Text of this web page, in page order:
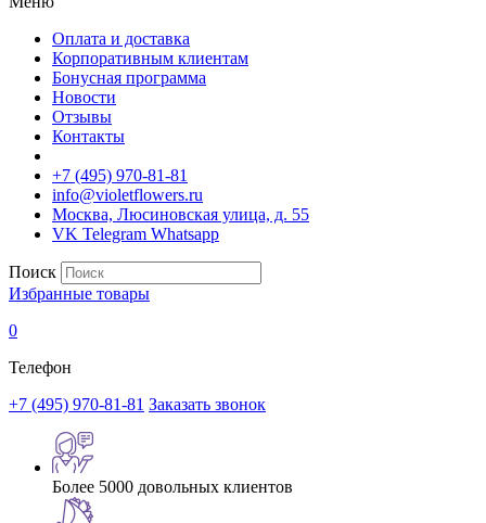
Оплата и доставка
Корпоративным клиентам
Бонусная программа
Новости
Отзывы
Контакты
+7 (495) 970-81-81
info@violetflowers.ru
Москва, Люсиновская улица, д. 55
VK Telegram Whatsapp
Поиск
Избранные товары
0
Телефон
+7 (495) 970-81-81 Заказать звонок
Более 5000 довольных клиентов